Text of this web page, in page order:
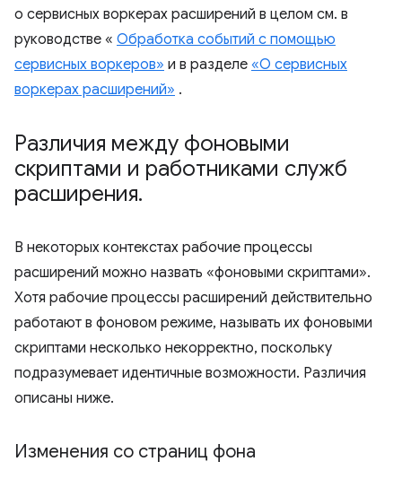
о сервисных воркерах расширений в целом см. в
руководстве « Обработка событий с помощью
сервисных воркеров» и в разделе «О сервисных
воркерах расширений» .
Различия между фоновыми
скриптами и работниками служб
расширения.
В некоторых контекстах рабочие процессы
расширений можно назвать «фоновыми скриптами».
Хотя рабочие процессы расширений действительно
работают в фоновом режиме, называть их фоновыми
скриптами несколько некорректно, поскольку
подразумевает идентичные возможности. Различия
описаны ниже.
Изменения со страниц фона